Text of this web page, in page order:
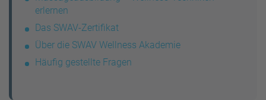
erlernen
Das SWAV-Zertifikat
Über die SWAV Wellness Akademie
Häufig gestellte Fragen